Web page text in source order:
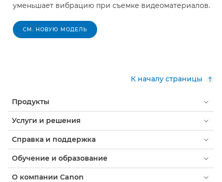
уменьшает вибрацию при съемке видеоматериалов.
СМ. НОВУЮ МОДЕЛЬ
К началу страницы
Продукты
Услуги и решения
Справка и поддержка
Обучение и образование
О компании Canon